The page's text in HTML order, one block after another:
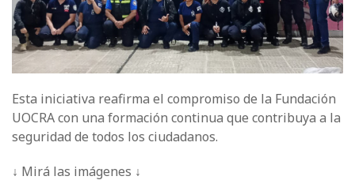
Esta iniciativa reafirma el compromiso de la Fundación
UOCRA con una formación continua que contribuya a la
seguridad de todos los ciudadanos.
↓ Mirá las imágenes ↓